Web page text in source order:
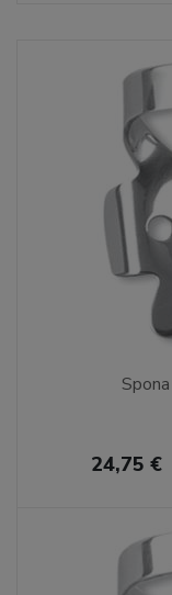
24,75 €